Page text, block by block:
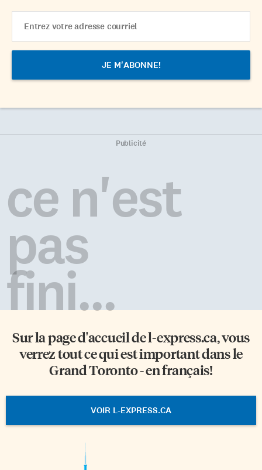
Address
Publicité
ce n'est
pas
fini...
Sur la page d'accueil del-express.ca, vous
verrez tout ce qui est important dans le
Grand Toronto - en français!
VOIR L-EXPRESS.CA